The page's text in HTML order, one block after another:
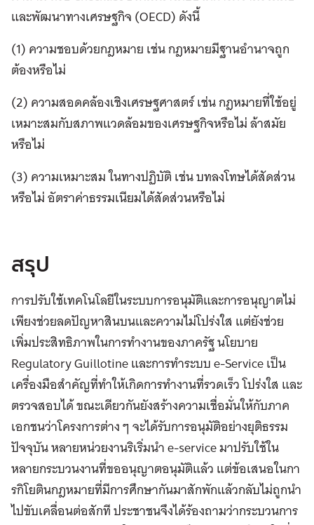
และพัฒนาทางเศรษฐกิจ (OECD) ดังนี้
(1) ความชอบด้วยกฎหมาย เช่น กฎหมายมีฐานอำนาจถูก
ต้องหรือไม่
(2) ความสอดคล้องเชิงเศรษฐศาสตร์ เช่น กฎหมายที่ใช้อยู่
เหมาะสมกับสภาพแวดล้อมของเศรษฐกิจหรือไม่ ล้าสมัย
หรือไม่
(3) ความเหมาะสม ในทางปฏิบัติ เช่น บทลงโทษได้สัดส่วน
หรือไม่ อัตราค่าธรรมเนียมได้สัดส่วนหรือไม่
สรุป
การปรับใช้เทคโนโลยีในระบบการอนุมัติและการอนุญาตไม่
เพียงช่วยลดปัญหาสินบนและความไม่โปร่งใส แต่ยังช่วย
เพิ่มประสิทธิภาพในการทำงานของภาครัฐ นโยบาย
Regulatory Guillotine และการทำระบบ e-Service เป็น
เครื่องมือสำคัญที่ทำให้เกิดการทำงานที่รวดเร็ว โปร่งใส และ
ตรวจสอบได้ ขณะเดียวกันยังสร้างความเชื่อมั่นให้กับภาค
เอกชนว่าโครงการต่าง ๆ จะได้รับการอนุมัติอย่างยุติธรรม
ปัจจุบัน หลายหน่วยงานริเริ่มนำ e-service มาปรับใช้ใน
หลายกระบวนงานที่ขออนุญาตอนุมัติแล้ว แต่ข้อเสนอในกา
รกิโยตินกฎหมายที่มีการศึกษากันมาสักพักแล้วกลับไม่ถูกนำ
ไปขับเคลื่อนต่อสักที ประชาชนจึงได้ร้องถามว่ากระบวนการ